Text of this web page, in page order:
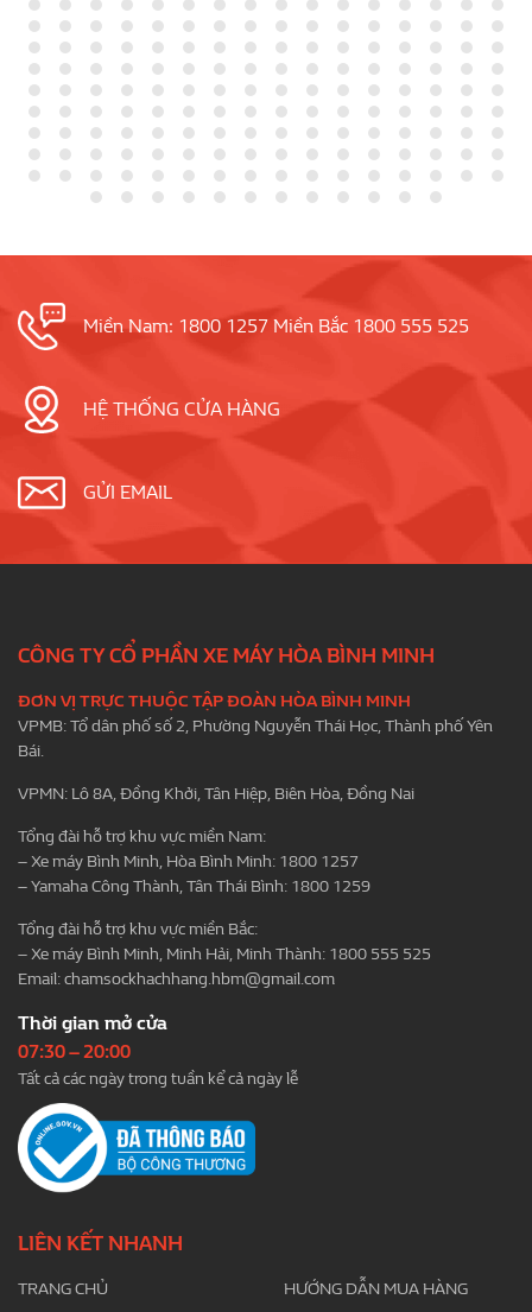
Miền Nam: 1800 1257 Miền Bắc 1800 555 525
HỆ THỐNG CỬA HÀNG
GỬI EMAIL
CÔNG TY CỔ PHẦN XE MÁY HÒA BÌNH MINH
ĐƠN VỊ TRỰC THUỘC TẬP ĐOÀN HÒA BÌNH MINH
VPMB: Tổ dân phố số 2, Phường Nguyễn Thái Học, Thành phố Yên
Bái.
VPMN: Lô 8A, Đồng Khởi, Tân Hiệp, Biên Hòa, Đồng Nai
Tổng đài hỗ trợ khu vực miền Nam:
– Xe máy Bình Minh, Hòa Bình Minh: 1800 1257
– Yamaha Công Thành, Tân Thái Bình: 1800 1259
Tổng đài hỗ trợ khu vực miền Bắc:
– Xe máy Bình Minh, Minh Hải, Minh Thành: 1800 555 525
Email:chamsockhachhang.hbm@gmail.com
Thời gian mở cửa
07:30 – 20:00
Tất cả các ngày trong tuần kể cả ngày lễ
LIÊN KẾT NHANH
TRANG CHỦ
HƯỚNG DẪN MUA HÀNG